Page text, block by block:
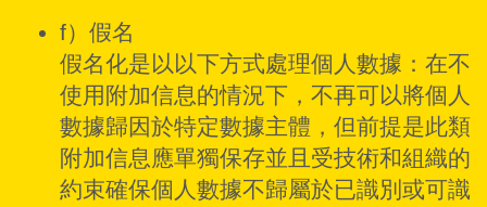
f）假名
假名化是以以下方式處理個人數據：在不
使用附加信息的情況下，不再可以將個人
數據歸因於特定數據主體，但前提是此類
附加信息應單獨保存並且受技術和組織的
約束確保個人數據不歸屬於已識別或可識